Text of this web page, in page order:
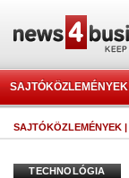
SAJTÓKÖZLEMÉNYEK
SAJTÓKÖZLEMÉNYEK |
TECHNOLÓGIA